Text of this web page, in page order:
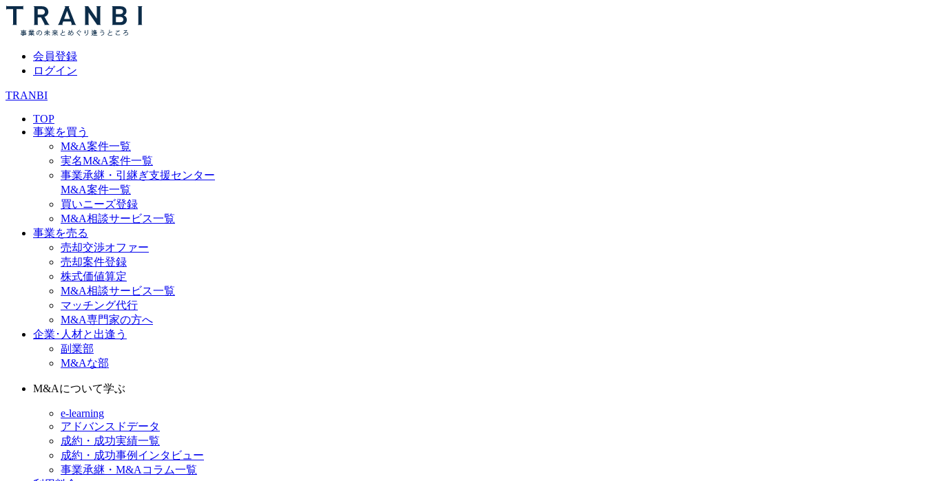
会員登録
ログイン
TRANBI
TOP
事業を買う
M&A案件一覧
実名M&A案件一覧
事業承継・引継ぎ支援センター
M&A案件一覧
買いニーズ登録
M&A相談サービス一覧
事業を売る
売却交渉オファー
売却案件登録
株式価値算定
M&A相談サービス一覧
マッチング代行
M&A専門家の方へ
企業･人材と出逢う
副業部
M&Aな部
M&Aについて学ぶ
e-learning
アドバンスドデータ
成約・成功実績一覧
成約・成功事例インタビュー
事業承継・M&Aコラム一覧